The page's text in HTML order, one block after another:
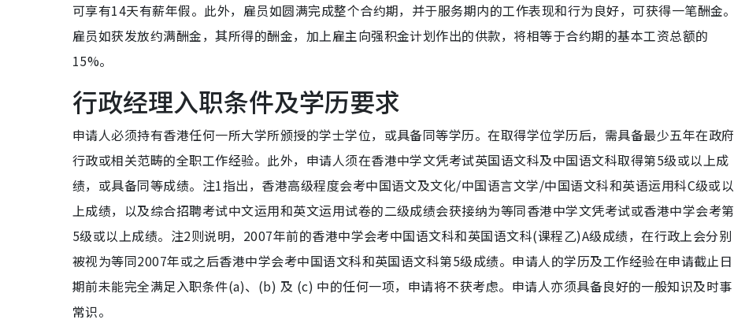
可享有14天有薪年假。此外，雇员如圆满完成整个合约期，并于服务期内的工作表现和行为良好，可获得一笔酬金。
雇员如获发放约满酬金，其所得的酬金，加上雇主向强积金计划作出的供款，将相等于合约期的基本工资总额的
15%。
行政经理入职条件及学历要求
申请人必须持有香港任何一所大学所颁授的学士学位，或具备同等学历。在取得学位学历后，需具备最少五年在政府
行政或相关范畴的全职工作经验。此外，申请人须在香港中学文凭考试英国语文科及中国语文科取得第5级或以上成
绩，或具备同等成绩。注1指出，香港高级程度会考中国语文及文化/中国语言文学/中国语文科和英语运用科C级或以
上成绩，以及综合招聘考试中文运用和英文运用试卷的二级成绩会获接纳为等同香港中学文凭考试或香港中学会考第
5级或以上成绩。注2则说明，2007年前的香港中学会考中国语文科和英国语文科(课程乙)A级成绩，在行政上会分别
被视为等同2007年或之后香港中学会考中国语文科和英国语文科第5级成绩。申请人的学历及工作经验在申请截止日
期前未能完全满足入职条件(a)、(b) 及 (c) 中的任何一项，申请将不获考虑。申请人亦须具备良好的一般知识及时事
常识。